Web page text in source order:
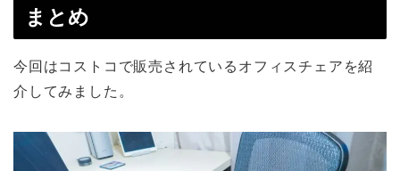
まとめ
今回はコストコで販売されているオフィスチェアを紹
介してみました。